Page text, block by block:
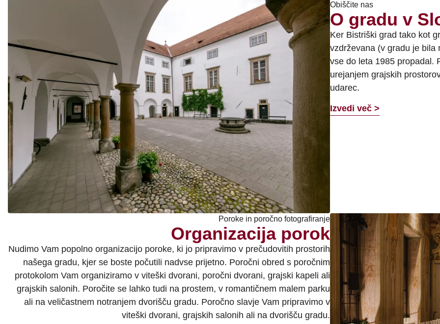
Obiščite nas
O gradu v
Ker Bistriški grad tako kot
vzdrževana (v gradu je bila
vse do leta 1985 propadal.
urejanjem grajskih
udarec.
Izvedi več >
Poroke in poročno fotografiranje
Organizacija porok
Nudimo Vam popolno organizacijo poroke, ki jo pripravimo v prečudovitih prostorih
našega gradu, kjer se boste počutili nadvse prijetno. Poročni obred s poročnim
protokolom Vam organiziramo v viteški dvorani, poročni dvorani, grajski kapeli ali
grajskih salonih. Poročite se lahko tudi na prostem, v romantičnem malem parku
ali na veličastnem notranjem dvorišču gradu. Poročno slavje Vam pripravimo v
viteški dvorani, grajskih salonih ali na dvorišču gradu.